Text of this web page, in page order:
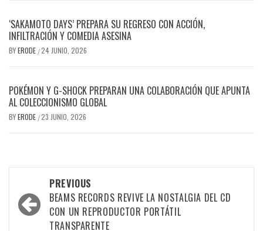
‘SAKAMOTO DAYS’ PREPARA SU REGRESO CON ACCIÓN,
INFILTRACIÓN Y COMEDIA ASESINA
BYERODE /24 JUNIO, 2026
POKÉMON Y G-SHOCK PREPARAN UNA COLABORACIÓN QUE APUNTA
AL COLECCIONISMO GLOBAL
BYERODE /23 JUNIO, 2026
PREVIOUS
BEAMS RECORDS REVIVE LA NOSTALGIA DEL CD
CON UN REPRODUCTOR PORTÁTIL
TRANSPARENTE